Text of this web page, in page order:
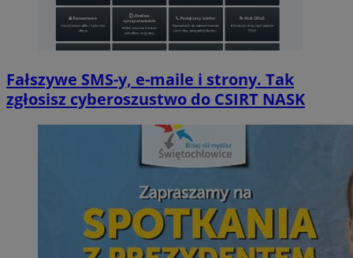
Fałszywe SMS-y, e-maile i strony. Tak
zgłosisz cyberoszustwo do CSIRT NASK